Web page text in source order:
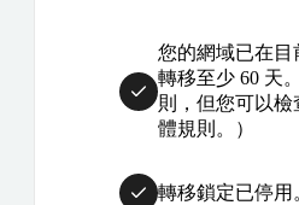
您的網域已在
轉移至少 60 天
則，但您可以
體規則。）
轉移鎖定已停用